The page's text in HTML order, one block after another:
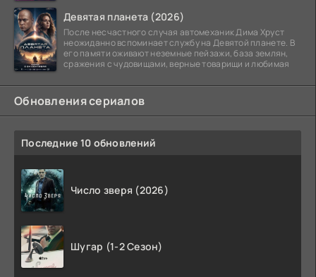
Девятая планета (2026)
После несчастного случая автомеханик Дима Хруст
неожиданно вспоминает службу на Девятой планете. В
его памяти оживают неземные пейзажи, база землян,
сражения с чудовищами, верные товарищи и любимая
Обновления сериалов
Последние 10 обновлений
Число зверя (2026)
Шугар (1-2 Сезон)